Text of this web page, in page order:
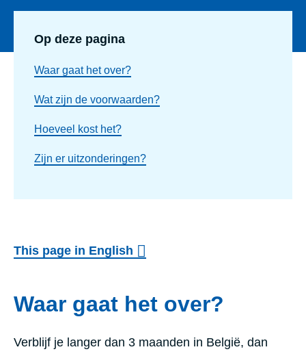
Op deze pagina
Waar gaat het over?
Wat zijn de voorwaarden?
Hoeveel kost het?
Zijn er uitzonderingen?
This page in English
Waar gaat het over?
Verblijf je langer dan 3 maanden in België, dan